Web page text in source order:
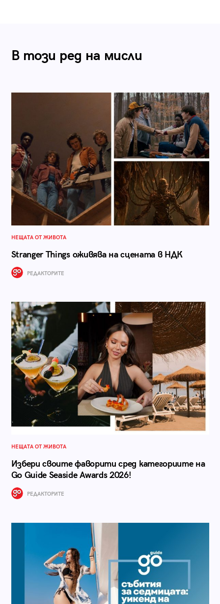
В този ред на мисли
НЕЩАТА ОТ ЖИВОТА
Stranger Things оживява на сцената в НДК
РЕДАКТОРИТЕ
НЕЩАТА ОТ ЖИВОТА
Избери своите фаворити сред категориите на
Go Guide Seaside Awards 2026!
РЕДАКТОРИТЕ